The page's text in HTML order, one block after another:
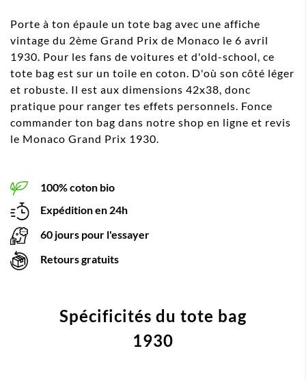
Porte à ton épaule un tote bag avec une affiche
vintage du 2ème Grand Prix de Monaco le 6 avril
1930. Pour les fans de voitures et d'old-school, ce
tote bag est sur un toile en coton. D'où son côté léger
et robuste. Il est aux dimensions 42x38, donc
pratique pour ranger tes effets personnels. Fonce
commander ton bag dans notre shop en ligne et revis
le Monaco Grand Prix 1930.
100% coton bio
Expédition en 24h
60 jours pour l'essayer
Retours gratuits
Spécificités du tote bag
1930